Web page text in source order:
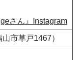
さん』Instagram
山市草戸1467）